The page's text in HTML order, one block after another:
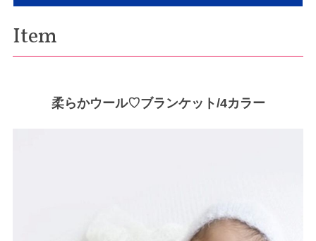
Item
柔らかウール♡ブランケット/4カラー